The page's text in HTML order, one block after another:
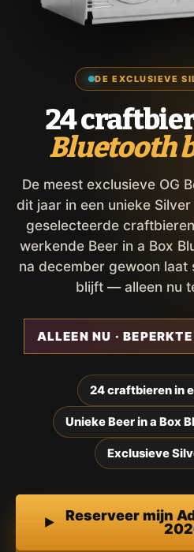
DE EXCLUSIEVE
24
Bluetooth
De meest exclusieve OG
dit jaar in een unieke
geselecteerde
werkende Beer in a Box
na december gewoon laat
blijft — alleen nu
ALLEEN NU ·
24 craftbieren in
Unieke Beer in a Box
Exclusieve
Reserveer mijn